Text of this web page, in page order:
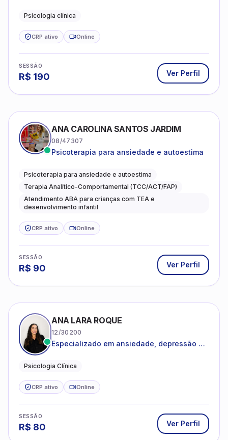
Psicologia clínica
CRP ativo Online
SESSÃO
R$ 190 Ver Perfil
ANA CAROLINA SANTOS JARDIM
08/47307
Psicoterapia para ansiedade e autoestima
Psicoterapia para ansiedade e autoestima
Terapia Analítico-Comportamental (TCC/ACT/FAP)
Atendimento ABA para crianças com TEA e
desenvolvimento infantil
CRP ativo Online
SESSÃO
R$ 90 Ver Perfil
ANA LARA ROQUE
12/30200
Especializado em ansiedade, depressão e
Psicologia Clínica
CRP ativo Online
SESSÃO
R$ 80 Ver Perfil